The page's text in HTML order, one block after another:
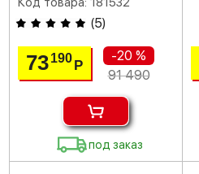
(5)
73190Р
-20 %
91 490
под заказ